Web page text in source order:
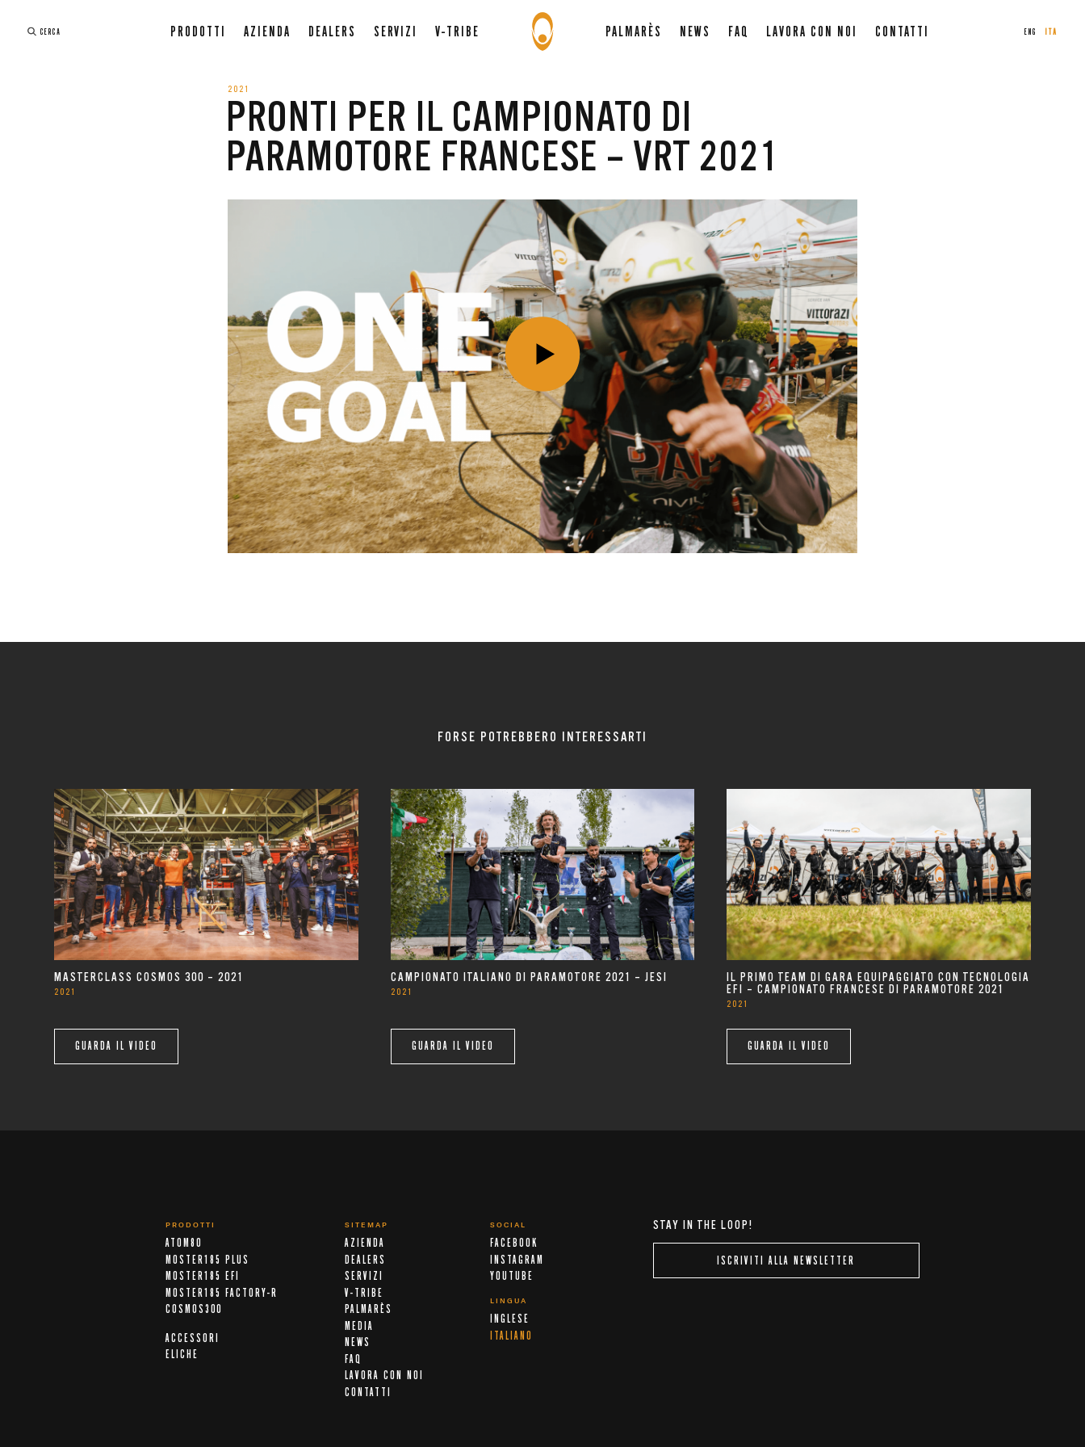
CERCA PRODOTTI AZIENDA DEALERS SERVIZI V-TRIBE PALMARÈS NEWS FAQ LAVORA CON NOI CONTATTI ENG ITA
2021
PRONTI PER IL CAMPIONATO DI
PARAMOTORE FRANCESE – VRT 2021
FORSE POTREBBERO INTERESSARTI
MASTERCLASS COSMOS 300 – 2021
2021
GUARDA IL VIDEO
CAMPIONATO ITALIANO DI PARAMOTORE 2021 – JESI
2021
GUARDA IL VIDEO
IL PRIMO TEAM DI GARA EQUIPAGGIATO CON TECNOLOGIA
EFI – CAMPIONATO FRANCESE DI PARAMOTORE 2021
2021
GUARDA IL VIDEO
PRODOTTI
ATOM80
MOSTER185 PLUS
MOSTER185 EFI
MOSTER185 FACTORY-R
COSMOS300
ACCESSORI
ELICHE
SITEMAP
AZIENDA
DEALERS
SERVIZI
V-TRIBE
PALMARÈS
MEDIA
NEWS
FAQ
LAVORA CON NOI
CONTATTI
SOCIAL
FACEBOOK
INSTAGRAM
YOUTUBE
LINGUA
INGLESE
ITALIANO
STAY IN THE LOOP!
ISCRIVITI ALLA NEWSLETTER